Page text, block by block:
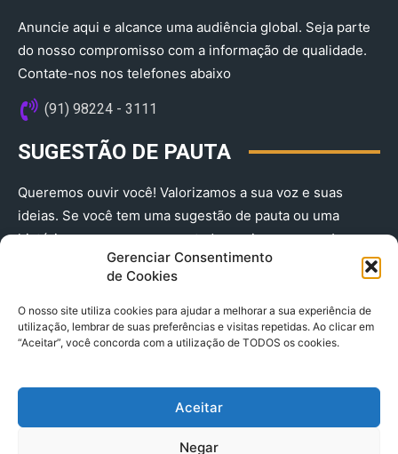
Gerenciar Consentimento
de Cookies
O nosso site utiliza cookies para ajudar a melhorar a sua experiência de
utilização, lembrar de suas preferências e visitas repetidas. Ao clicar em
“Aceitar”, você concorda com a utilização de TODOS os cookies.
Aceitar
Negar
Anuncie aqui e alcance uma audiência global. Seja parte
do nosso compromisso com a informação de qualidade.
Contate-nos nos telefones abaixo
(91) 98224 - 3111
SUGESTÃO DE PAUTA
Queremos ouvir você! Valorizamos a sua voz e suas
ideias. Se você tem uma sugestão de pauta ou uma
história que merece ser contada, envie-nos agora!
(91) 98224 - 3111
© 2025 A Província do Pará CNPJ: 04.901.141/0001-36 End .
Trav. Quintino Bocaiuva 2301, Ed. Rogério Fernandez – Sala